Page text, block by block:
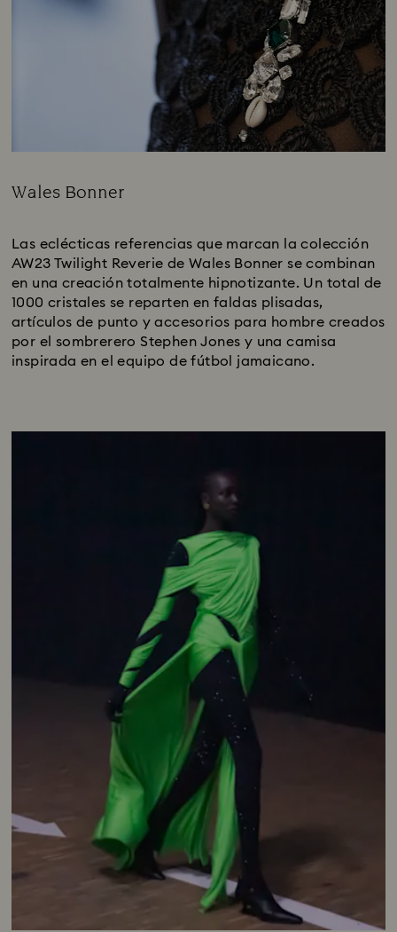
Wales Bonner
Las eclécticas referencias que marcan la colección
AW23 Twilight Reverie de Wales Bonner se combinan
en una creación totalmente hipnotizante. Un total de
1000 cristales se reparten en faldas plisadas,
artículos de punto y accesorios para hombre creados
por el sombrerero Stephen Jones y una camisa
inspirada en el equipo de fútbol jamaicano.